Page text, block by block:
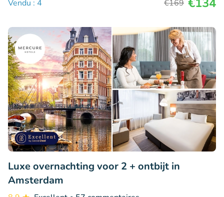
Vendu : 4 €169
Luxe overnachting voor 2 + ontbijt in
Amsterdam